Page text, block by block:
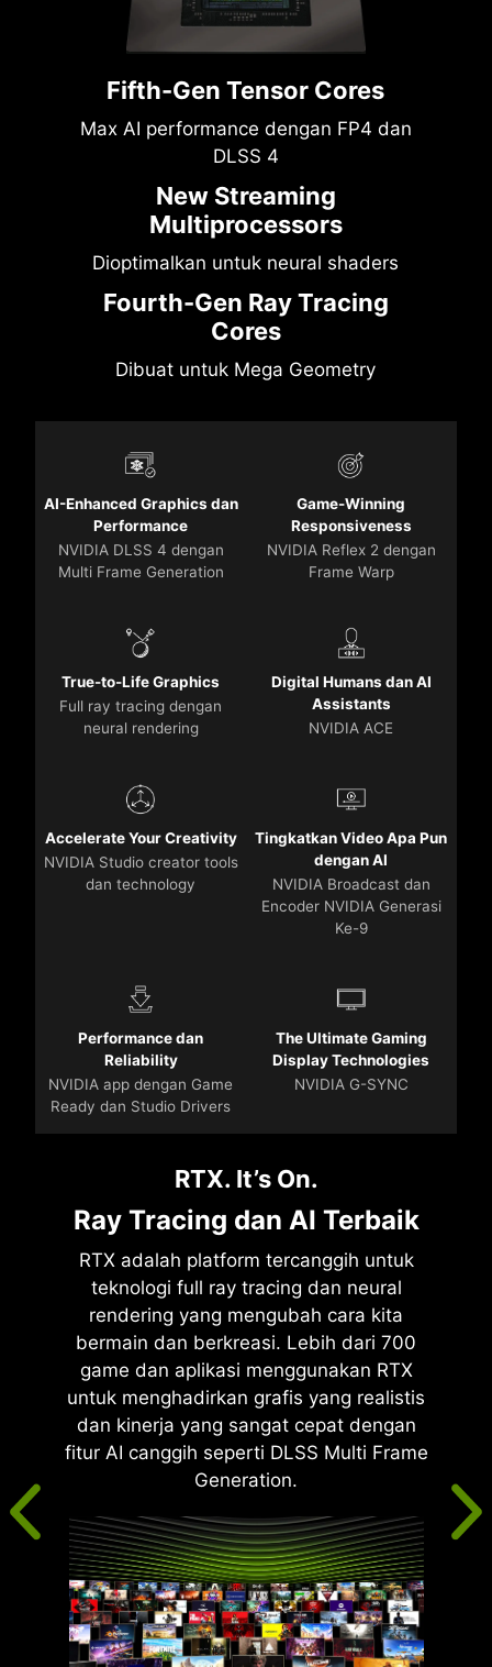
Fifth-Gen Tensor Cores
Max AI performance dengan FP4 dan
DLSS 4
New Streaming
Multiprocessors
Dioptimalkan untuk neural shaders
Fourth-Gen Ray Tracing
Cores
Dibuat untuk Mega Geometry
AI-Enhanced Graphics dan
Performance
NVIDIA DLSS 4 dengan
Multi Frame Generation
Game-Winning
Responsiveness
NVIDIA Reflex 2 dengan
Frame Warp
True-to-Life Graphics
Full ray tracing dengan
neural rendering
Digital Humans dan AI
Assistants
NVIDIA ACE
Accelerate Your Creativity
NVIDIA Studio creator tools
dan technology
Tingkatkan Video Apa Pun
dengan AI
NVIDIA Broadcast dan
Encoder NVIDIA Generasi
Ke-9
Performance dan
Reliability
NVIDIA app dengan Game
Ready dan Studio Drivers
The Ultimate Gaming
Display Technologies
NVIDIA G-SYNC
RTX. It’s On.
Ray Tracing dan AI Terbaik
RTX adalah platform tercanggih untuk
teknologi full ray tracing dan neural
rendering yang mengubah cara kita
bermain dan berkreasi. Lebih dari 700
game dan aplikasi menggunakan RTX
untuk menghadirkan grafis yang realistis
dan kinerja yang sangat cepat dengan
fitur AI canggih seperti DLSS Multi Frame
Generation.